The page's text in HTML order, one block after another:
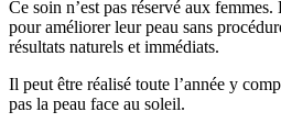
Ce soin n’est pas réservé aux
pour améliorer leur peau sans
résultats naturels et immédiats.
Il peut être réalisé toute l’année y
pas la peau face au soleil.